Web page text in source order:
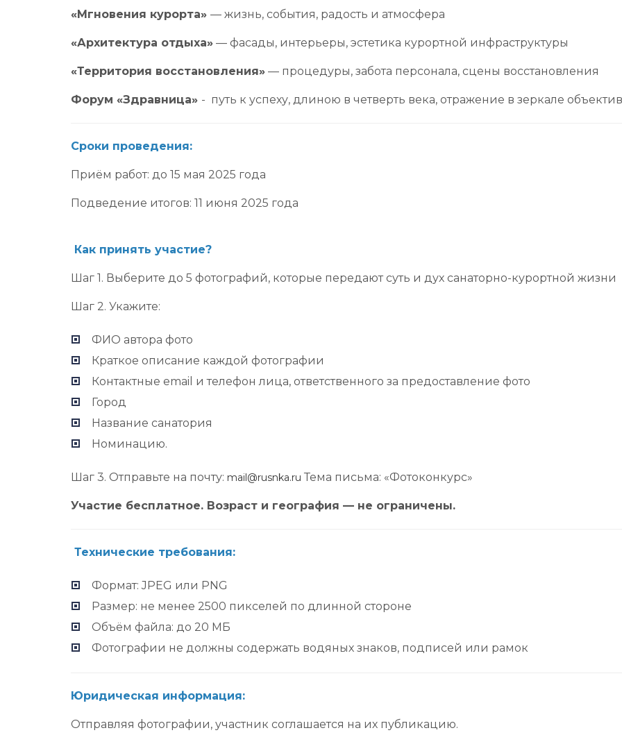
«Мгновения курорта» — жизнь, события, радость и атмосфера
«Архитектура отдыха» — фасады, интерьеры, эстетика курортной инфраструктуры
«Территория восстановления» — процедуры, забота персонала, сцены восстановления
Форум «Здравница» - путь к успеху, длиною в четверть века, отражение в зеркале
Сроки проведения:
Приём работ: до 15 мая 2025 года
Подведение итогов: 11 июня 2025 года
Как принять участие?
Шаг 1. Выберите до 5 фотографий, которые передают суть и дух санаторно-курортной жизни
Шаг 2. Укажите:
ФИО автора фото
Краткое описание каждой фотографии
Контактные email и телефон лица, ответственного за предоставление фото
Город
Название санатория
Номинацию.
Шаг 3. Отправьте на почту: mail@rusnka.ru Тема письма: «Фотоконкурс»
Участие бесплатное. Возраст и география — не ограничены.
Технические требования:
Формат: JPEG или PNG
Размер: не менее 2500 пикселей по длинной стороне
Объём файла: до 20 МБ
Фотографии не должны содержать водяных знаков, подписей или рамок
Юридическая информация:
Отправляя фотографии, участник соглашается на их публикацию.